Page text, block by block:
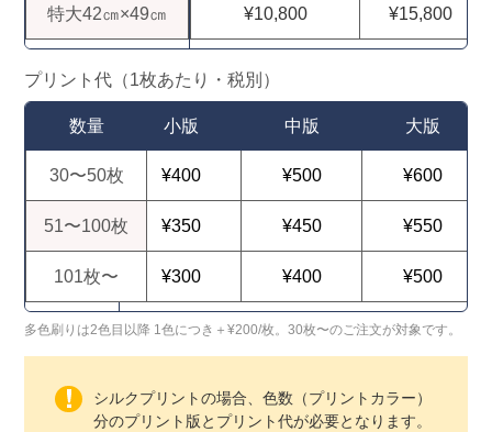
¥10,800 ¥15,800
特大42㎝×49㎝
プリント代（1枚あたり・税別）
小版 中版 大版
¥400 ¥500 ¥600
¥350 ¥450 ¥550
¥300 ¥400 ¥500
数量
30〜50枚
51〜100枚
101枚〜
多色刷りは2色目以降 1色につき＋¥200/枚。30枚〜のご注文が対象です。
シルクプリントの場合、色数（プリントカラー）
分のプリント版とプリント代が必要となります。